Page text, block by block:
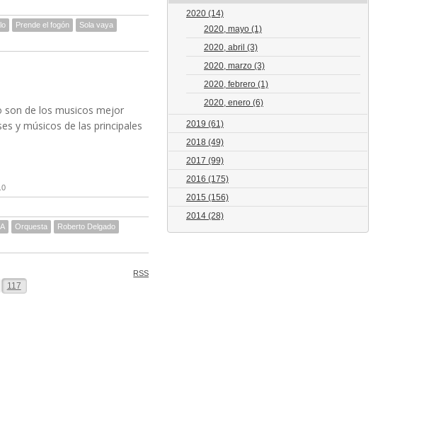
Prende el fogón
Sola vaya
son de los musicos mejor
y músicos de las principales
Orquesta
Roberto Delgado
RSS
117
2020 (14)
2020, mayo (1)
2020, abril (3)
2020, marzo (3)
2020, febrero (1)
2020, enero (6)
2019 (61)
2018 (49)
2017 (99)
2016 (175)
2015 (156)
2014 (28)